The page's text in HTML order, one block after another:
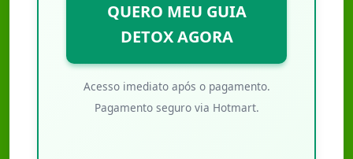
QUERO MEU GUIA
DETOX AGORA
Acesso imediato após o pagamento.
Pagamento seguro via Hotmart.